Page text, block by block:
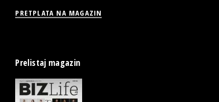
PRETPLATA NA MAGAZIN
Prelistaj magazin